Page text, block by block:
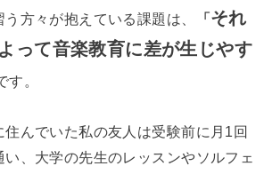
方々が抱えている課題は、 「それ
って音楽教育に差が生じやす
す。
んでいた私の友人は受験前に月1回
、大学の先生のレッスンやソルフェ